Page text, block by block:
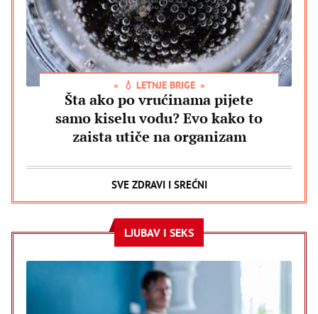
💧 LETNJE BRIGE
Šta ako po vrućinama pijete
samo kiselu vodu? Evo kako to
zaista utiče na organizam
SVE ZDRAVI I SREĆNI
LJUBAV I SEKS